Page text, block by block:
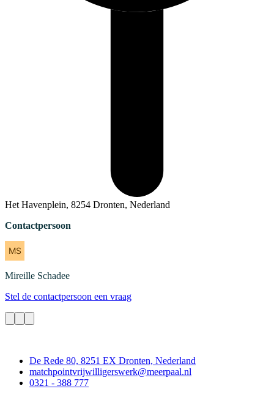
Het Havenplein, 8254 Dronten, Nederland
Contactpersoon
Mireille Schadee
Stel de contactpersoon een vraag
De Rede 80, 8251 EX Dronten, Nederland
matchpointvrijwilligerswerk@meerpaal.nl
0321 - 388 777